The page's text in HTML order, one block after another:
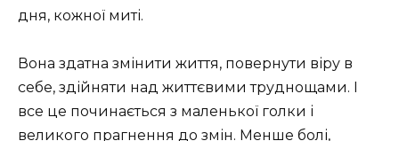
дня, кожної миті.
Вона здатна змінити життя, повернути віру в
себе, здійняти над життєвими труднощами. І
все це починається з маленької голки і
великого прагнення до змін. Менше болі,